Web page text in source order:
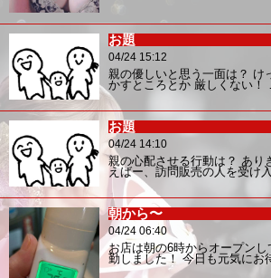
お題
04/24 15:12
親の優しいと思う一面は？ け
かすところとか 厳しくない！
お題
04/24 14:10
親の心配させる行動は？ あり
えばー、訪問販売の人を受け
朝から〜
04/24 06:40
お店は朝の6時からオープンし
勤しました！ 今日も元気にお